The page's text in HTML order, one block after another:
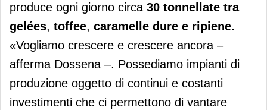
produce ogni giorno circa 30 tonnellate tra
gelées, toffee, caramelle dure e ripiene.
«Vogliamo crescere e crescere ancora –
afferma Dossena –. Possediamo impianti di
produzione oggetto di continui e costanti
investimenti che ci permettono di vantare